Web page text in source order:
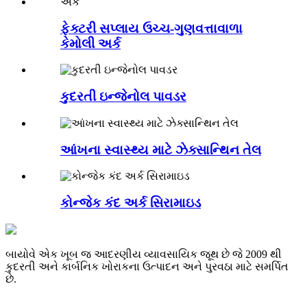
ફેક્ટરી સપ્લાય ઉચ્ચ-ગુણવત્તાવાળા
કેમોલી અર્ક
કુદરતી ઇન્જેનોલ પાવડર
આંખના સ્વાસ્થ્ય માટે ઝેક્સાન્થિન તેલ
કોન્જેક કંદ અર્ક સિરામાઇડ
બાયોવે એક ખૂબ જ આદરણીય વ્યાવસાયિક જૂથ છે જે 2009 થી
કુદરતી અને કાર્બનિક ખોરાકના ઉત્પાદન અને પુરવઠા માટે સમર્પિત
છે.